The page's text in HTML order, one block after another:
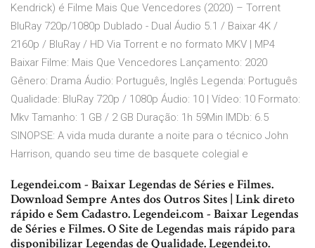
Kendrick) é Filme Mais Que Vencedores (2020) – Torrent
BluRay 720p/1080p Dublado - Dual Áudio 5.1 / Baixar 4K /
2160p / BluRay / HD Via Torrent e no formato MKV | MP4
Baixar Filme: Mais Que Vencedores Lançamento: 2020
Gênero: Drama Áudio: Português, Inglês Legenda: Português
Qualidade: BluRay 720p / 1080p Áudio: 10 | Vídeo: 10 Formato:
Mkv Tamanho: 1 GB / 2 GB Duração: 1h 59Min IMDb: 6.5
SINOPSE: A vida muda durante a noite para o técnico John
Harrison, quando seu time de basquete colegial e
Legendei.com - Baixar Legendas de Séries e Filmes.
Download Sempre Antes dos Outros Sites | Link direto
rápido e Sem Cadastro. Legendei.com - Baixar Legendas
de Séries e Filmes. O Site de Legendas mais rápido para
disponibilizar Legendas de Qualidade. Legendei.to.